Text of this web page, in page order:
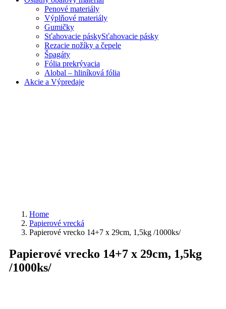
Penové materiály
Výplňové materiály
Gumičky
Sťahovacie páskySťahovacie pásky
Rezacie nožíky a čepele
Špagáty
Fólia prekrývacia
Alobal – hliníková fólia
Akcie a Výpredaje
Home
Papierové vrecká
Papierové vrecko 14+7 x 29cm, 1,5kg /1000ks/
Papierové vrecko 14+7 x 29cm, 1,5kg
/1000ks/